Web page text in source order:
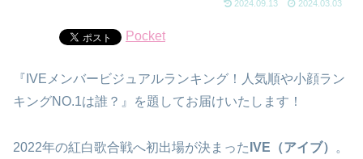
2024.09.13 2024.03.03
Pocket
『IVEメンバービジュアルランキング！人気順や小顔ラン
キングNO.1は誰？』を題してお届けいたします！
2022年の紅白歌合戦へ初出場が決まった IVE（アイブ） 。